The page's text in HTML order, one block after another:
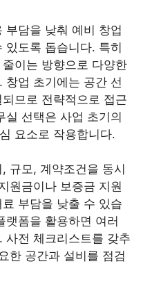
부담을 낮춰 예비 창업
있도록 돕습니다. 특히
이는 방향으로 다양한
창업 초기에는 공간 선
므로 전략적으로 접근
실 선택은 사업 초기의
요소로 작용합니다.
규모, 계약조건을 동시
원금이나 보증금 지원
부담을 낮출 수 있습
랫폼을 활용하면 여러
사전 체크리스트를 갖추
한 공간과 설비를 점검